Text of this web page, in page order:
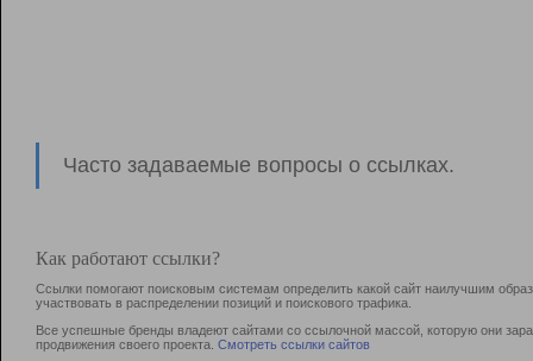
Часто задаваемые вопросы о ссылках.
Как работают ссылки?
Ссылки помогают поисковым системам определить какой сайт наилучшим
участвовать в раcпределении позиций и поискового трафика.
Все успешные бренды владеют сайтами со ссылочной массой, которую они
продвижения своего проекта. Смотреть ссылки сайтов